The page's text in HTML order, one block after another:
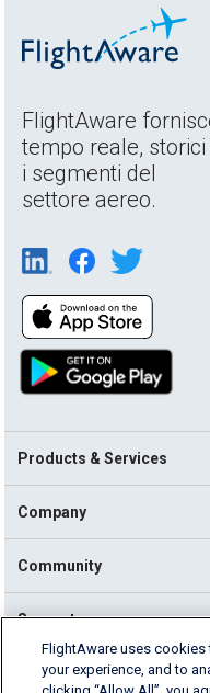
FlightAware
tempo reale,
i segmenti del
settore aereo.
Products & Services
Company
Community
Support
English (USA)
FlightAware uses cookies
your experience, and to